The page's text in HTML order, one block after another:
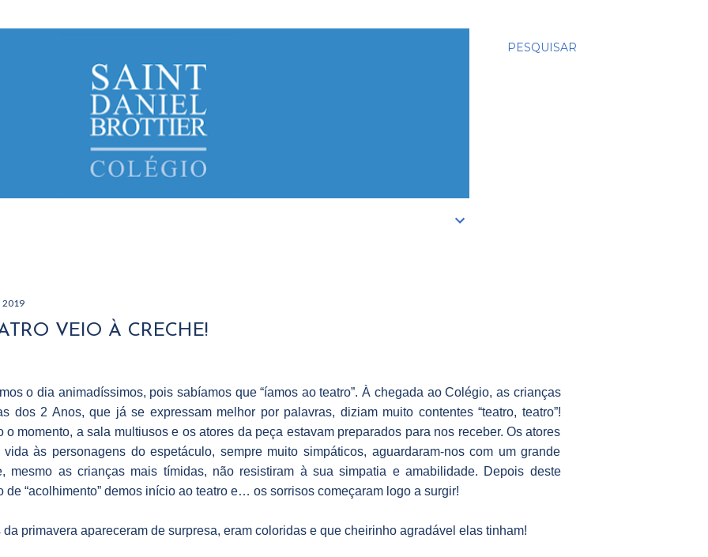
PESQUISAR
2019
VEIO À CRECHE!
o dia animadíssimos, pois sabíamos que “íamos ao teatro”. À chegada ao Colégio, as crianças
dos 2 Anos, que já se expressam melhor por palavras, diziam muito contentes “teatro, teatro”!
o momento, a sala multiusos e os atores da peça estavam preparados para nos receber. Os atores
às personagens do espetáculo, sempre muito simpáticos, aguardaram-nos com um grande
mesmo as crianças mais tímidas, não resistiram à sua simpatia e amabilidade. Depois deste
de “acolhimento” demos início ao teatro e… os sorrisos começaram logo a surgir!
da primavera apareceram de surpresa, eram coloridas e que cheirinho agradável elas tinham!